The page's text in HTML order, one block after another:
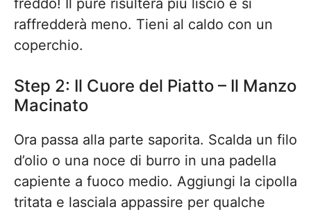
freddo! Il purè risulterà più liscio e si
raffredderà meno. Tieni al caldo con un
coperchio.
Step 2: Il Cuore del Piatto – Il Manzo
Macinato
Ora passa alla parte saporita. Scalda un filo
d’olio o una noce di burro in una padella
capiente a fuoco medio. Aggiungi la cipolla
tritata e lasciala appassire per qualche